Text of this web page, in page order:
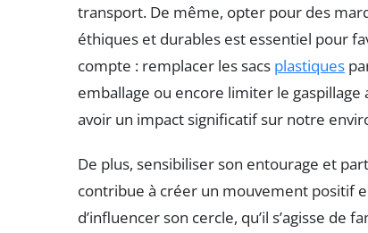
transport. De même, opter pour des
éthiques et durables est essentiel pour
compte : remplacer les sacs plastiques
emballage ou encore limiter le
avoir un impact significatif sur notre
De plus, sensibiliser son entourage et
contribue à créer un mouvement positif
d’influencer son cercle, qu’il s’agisse de